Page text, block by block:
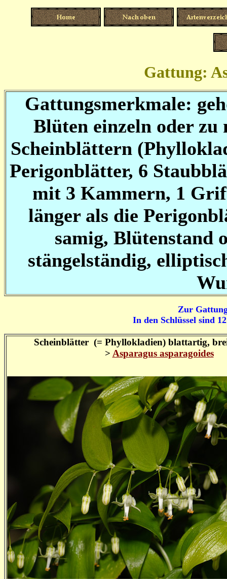
Gattung:
Gattungsmerkmale:
Blüten einzeln oder zu
Scheinblättern
Perigonblätter, 6
mit 3 Kammern, 1
länger als die
samig, Blütenstand
stängelständig,
Zur
In den Schlüssel sind
Scheinblätter (= Phyllokladien) blattartig,
> Asparagus asparagoides